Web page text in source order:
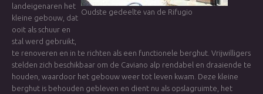
Oudste gedeelte van de Rifugio
landeigenaren het
kleine gebouw, dat
ooit als schuur en
stal werd gebruikt,
te renoveren en in te richten als een functionele berghut. Vrijwilligers
stelden zich beschikbaar om de Caviano alp rendabel en draaiende te
houden, waardoor het gebouw weer tot leven kwam. Deze kleine
berghut is behouden gebleven en dient nu als opslagruimte, het